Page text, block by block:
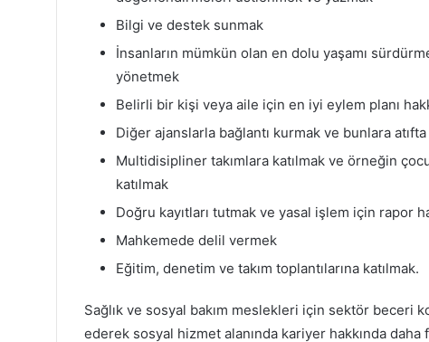
Bilgi ve destek sunmak
İnsanların mümkün olan en dolu yaşamı
yönetmek
Belirli bir kişi veya aile için en iyi eylem planı
Diğer ajanslarla bağlantı kurmak ve bunlara
Multidisipliner takımlara katılmak ve örneğin
katılmak
Doğru kayıtları tutmak ve yasal işlem için rapor
Mahkemede delil vermek
Eğitim, denetim ve takım toplantılarına katılmak.
Sağlık ve sosyal bakım meslekleri için sektör beceri
ederek sosyal hizmet alanında kariyer hakkında